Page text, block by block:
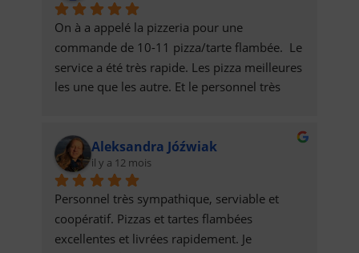
On à a appelé la pizzeria pour une
commande de 10-11 pizza/tarte flambée.  Le
service a été très rapide. Les pizza meilleures
les une que les autre. Et le personnel très
Aleksandra Jóźwiak
il y a 12 mois
Personnel très sympathique, serviable et
coopératif. Pizzas et tartes flambées
excellentes et livrées rapidement. Je